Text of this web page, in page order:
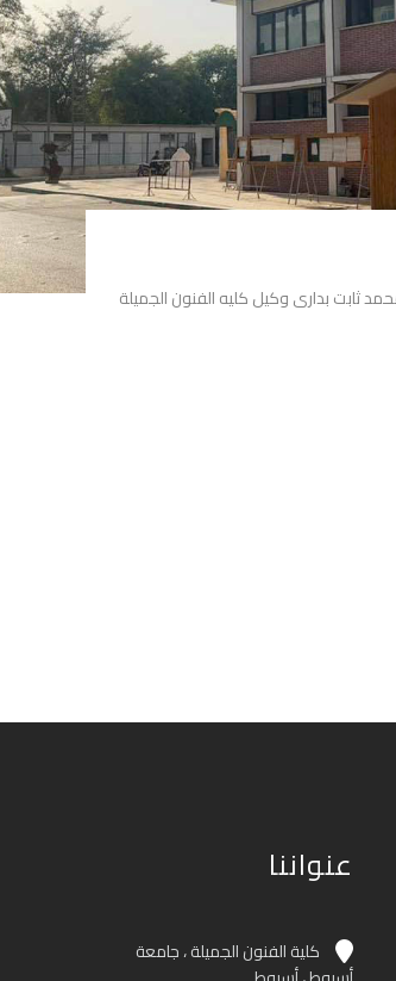
ثابت بدارى وكيل كليه الفنون الجميلة
عنواننا
كلية الفنون الجميلة ، جامعة